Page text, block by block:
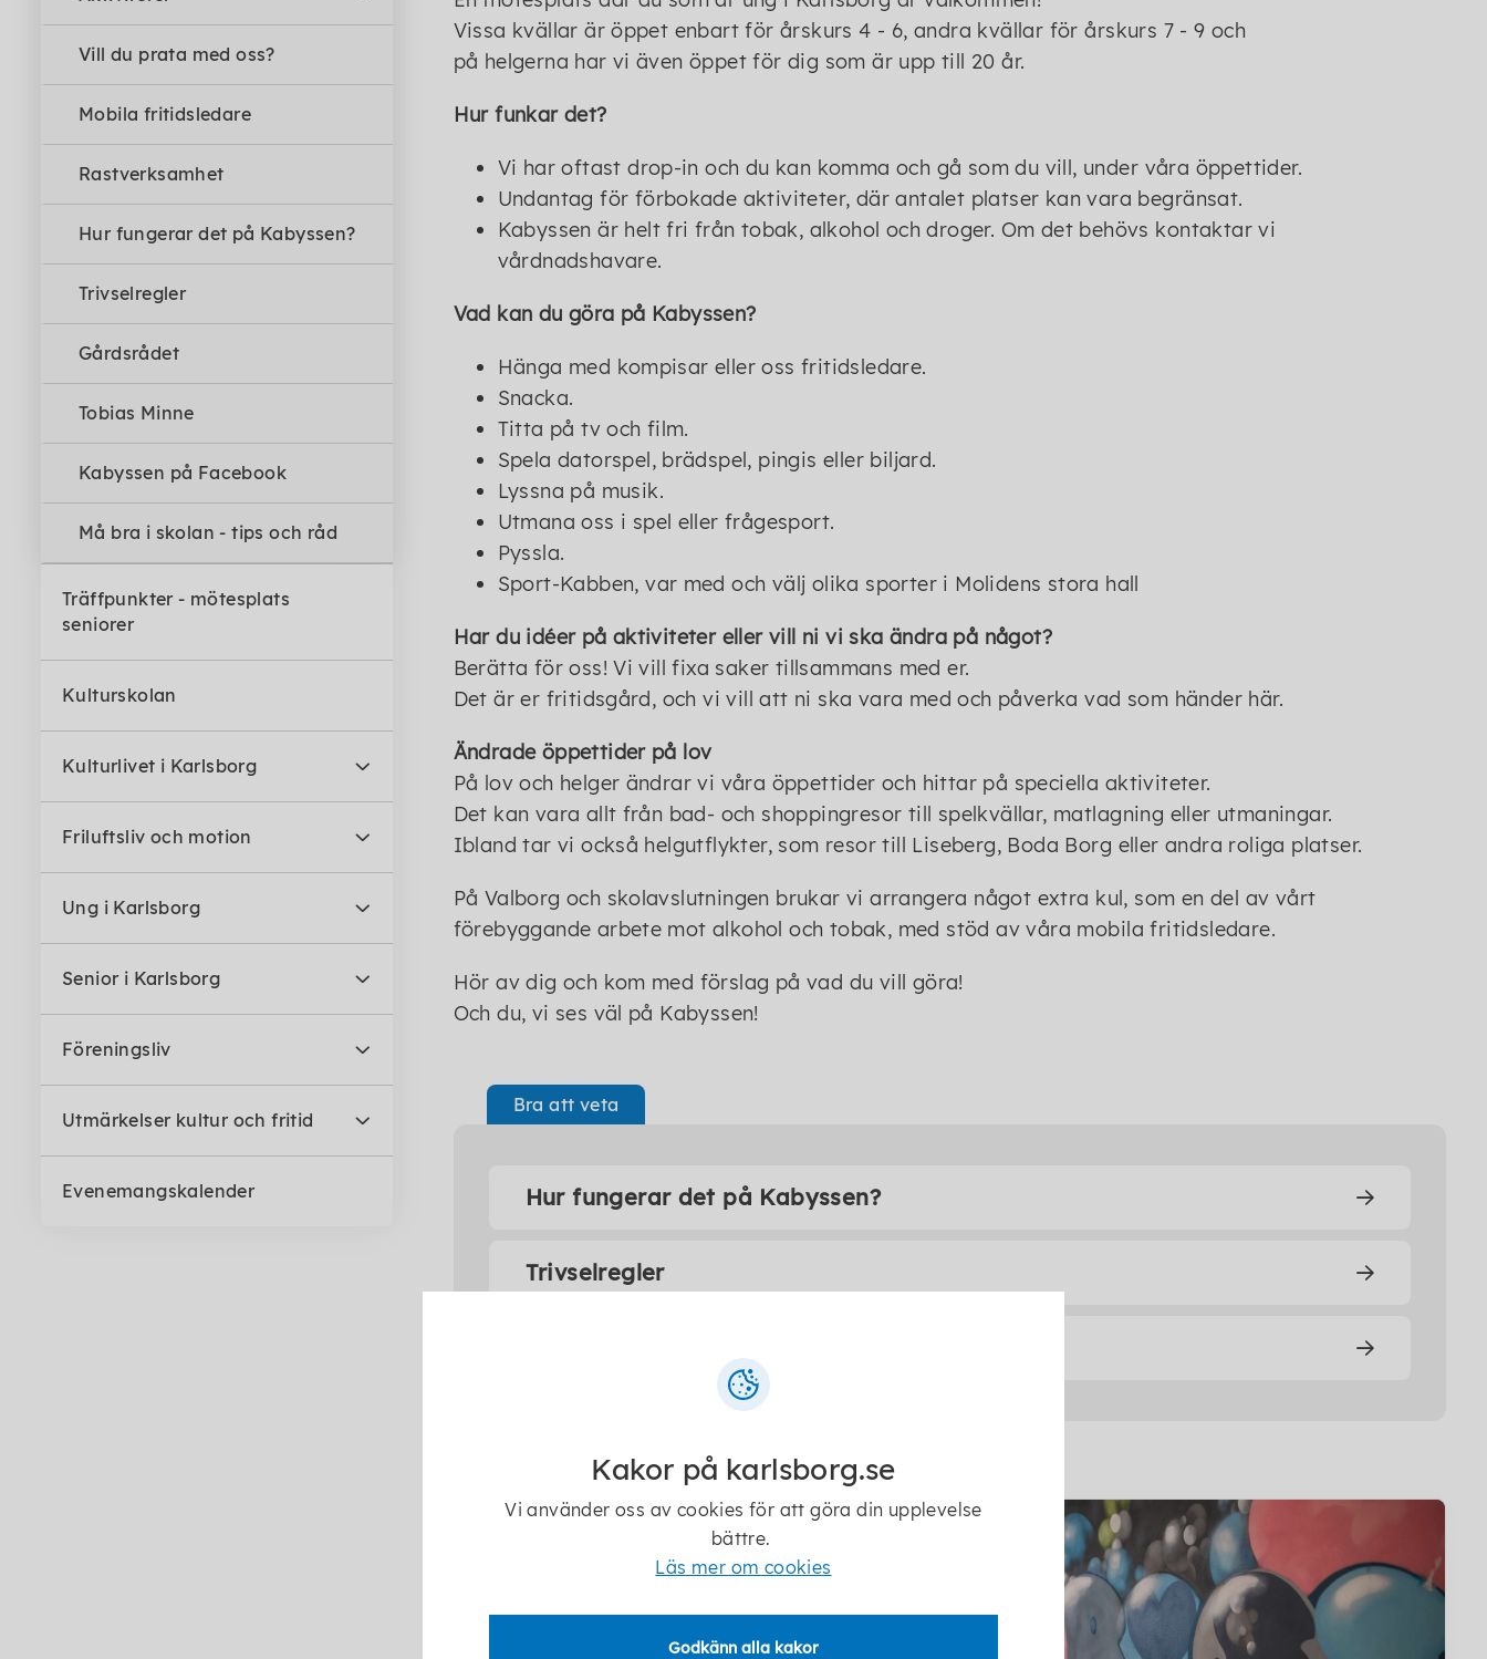
Vill du prata med oss?
Mobila fritidsledare
Rastverksamhet
Hur fungerar det på Kabyssen?
Trivselregler
Gårdsrådet
Tobias Minne
Kabyssen på Facebook
Må bra i skolan - tips och råd
Träffpunkter - mötesplats
seniorer
Kulturskolan
Kulturlivet i Karlsborg
Friluftsliv och motion
Ung i Karlsborg
Senior i Karlsborg
Föreningsliv
Utmärkelser kultur och fritid
Evenemangskalender
Vissa kvällar är öppet enbart för årskurs 4 - 6, andra kvällar för årskurs 7 - 9 och
på helgerna har vi även öppet för dig som är upp till 20 år.
Hur funkar det?
Vi har oftast drop-in och du kan komma och gå som du vill, under våra öppettider.
Undantag för förbokade aktiviteter, där antalet platser kan vara begränsat.
Kabyssen är helt fri från tobak, alkohol och droger. Om det behövs kontaktar vi
vårdnadshavare.
Vad kan du göra på Kabyssen?
Hänga med kompisar eller oss fritidsledare.
Snacka.
Titta på tv och film.
Spela datorspel, brädspel, pingis eller biljard.
Lyssna på musik.
Utmana oss i spel eller frågesport.
Pyssla.
Sport-Kabben, var med och välj olika sporter i Molidens stora hall
Har du idéer på aktiviteter eller vill ni vi ska ändra på något?
Berätta för oss! Vi vill fixa saker tillsammans med er.
Det är er fritidsgård, och vi vill att ni ska vara med och påverka vad som händer här.
Ändrade öppettider på lov
På lov och helger ändrar vi våra öppettider och hittar på speciella aktiviteter.
Det kan vara allt från bad- och shoppingresor till spelkvällar, matlagning eller utmaningar.
Ibland tar vi också helgutflykter, som resor till Liseberg, Boda Borg eller andra roliga platser.
På Valborg och skolavslutningen brukar vi arrangera något extra kul, som en del av vårt
förebyggande arbete mot alkohol och tobak, med stöd av våra mobila fritidsledare.
Hör av dig och kom med förslag på vad du vill göra!
Och du, vi ses väl på Kabyssen!
Bra att veta
Hur fungerar det på Kabyssen?
Trivselregler
Kakor på karlsborg.se
Vi använder oss av cookies för att göra din upplevelse
bättre.
Läs mer om cookies
Godkänn alla kakor